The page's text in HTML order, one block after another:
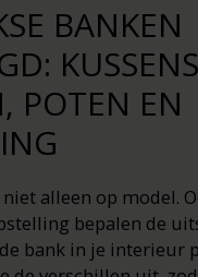
BANKEN
POTEN EN
alleen op model.
bepalen de
bank in je interieur